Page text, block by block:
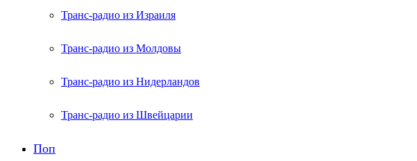
Транс-радио из Израиля
Транс-радио из Молдовы
Транс-радио из Нидерландов
Транс-радио из Швейцарии
Поп